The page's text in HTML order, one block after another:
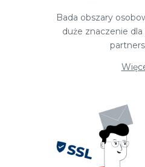
Bada obszary
duże znaczenie dla